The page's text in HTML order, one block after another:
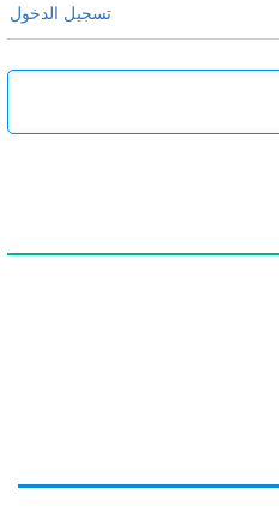
تسجيل الدخول